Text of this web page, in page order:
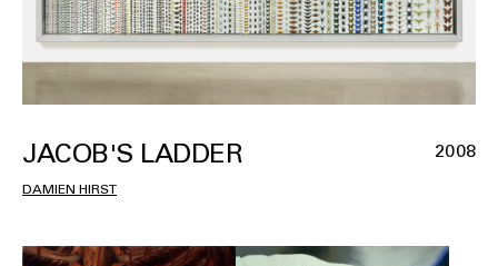
JACOB'S LADDER 2008
DAMIEN HIRST